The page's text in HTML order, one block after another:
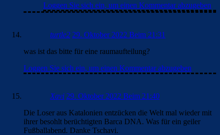
Loggen Sie sich ein, um einen Kommentar abzugeben
turtle2 29. Oktober 2022 Beim 21:31
was ist das bitte für eine raumaufteilung?
Loggen Sie sich ein, um einen Kommentar abzugeben
Xavi 29. Oktober 2022 Beim 21:40
Die Loser aus Katalonien entzücken die Welt mal wieder mit
ihrer besohlt berüchtigten Barca DNA. Was für ein geiler
Fußballabend. Danke Tschavi.